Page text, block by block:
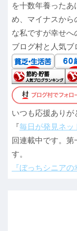
を十数年養った
め、マイナスから
な私ですが幸せへ
ブログ村と人気ブ
いつも応援ありが
『毎日が発見ネッ
回連載中です。第
す。
『ぼっちシニアの